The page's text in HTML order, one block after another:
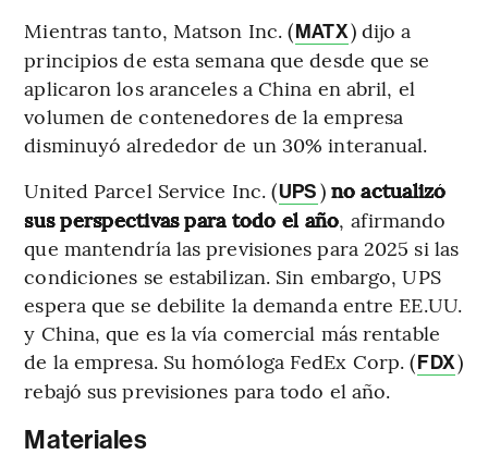
Mientras tanto, Matson Inc. (MATX) dijo a
principios de esta semana que desde que se
aplicaron los aranceles a China en abril, el
volumen de contenedores de la empresa
disminuyó alrededor de un 30% interanual.
United Parcel Service Inc. (UPS) no actualizó
sus perspectivas para todo el año, afirmando
que mantendría las previsiones para 2025 si las
condiciones se estabilizan. Sin embargo, UPS
espera que se debilite la demanda entre EE.UU.
y China, que es la vía comercial más rentable
de la empresa. Su homóloga FedEx Corp. (FDX)
rebajó sus previsiones para todo el año.
Materiales